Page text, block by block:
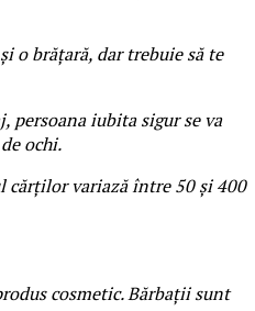
o brățară, dar trebuie să te
persoana iubita sigur se va
ochi.
cărților variază între 50 și 400
cosmetic. Bărbații sunt